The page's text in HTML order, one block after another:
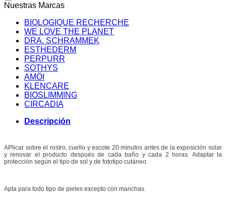
Nuestras Marcas
BIOLOGIQUE RECHERCHE
WE LOVE THE PLANET
DRA. SCHRAMMEK
ESTHEDERM
PERPURR
SOTHYS
AMÖI
KLENCARE
BIOSLIMMING
CIRCADIA
Descripción
APlicar sobre el rostro, cuello y escote 20 minutos antes de la exposición solar
y renovar el producto después de cada baño y cada 2 horas. Adaptar la
protección según el tipo de sol y de fototipo cutáneo.
Apta para todo tipo de pieles excepto con manchas.